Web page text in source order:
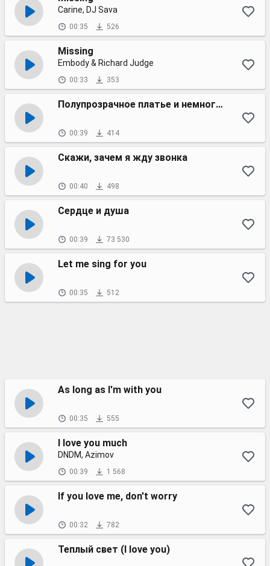
Carine, DJ Sava
00:35 526
Missing
Embody & Richard Judge
00:33 353
Полупрозрачное платье и немного мейка
00:39 414
Скажи, зачем я жду звонка
00:40 498
Сердце и душа
00:39 73 530
Let me sing for you
00:35 512
As long as I'm with you
00:35 555
I love you much
DNDM, Azimov
00:39 1 568
If you love me, don't worry
00:32 782
Теплый свет (I love you)